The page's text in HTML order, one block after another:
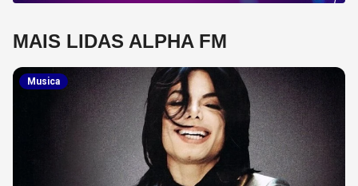
MAIS LIDAS ALPHA FM
Musica